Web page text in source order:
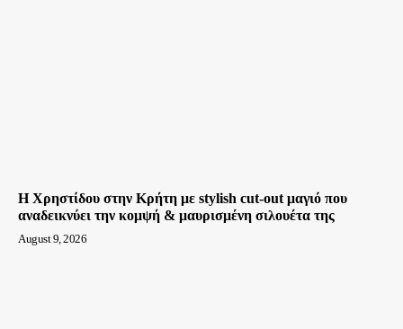
Η Χρηστίδου στην Κρήτη με stylish cut-out μαγιό που
αναδεικνύει την κομψή & μαυρισμένη σιλουέτα της
August 9, 2026